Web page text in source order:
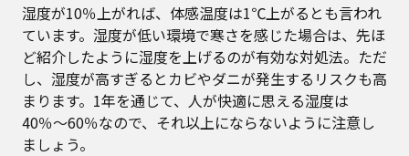
湿度が10％上がれば、体感温度は1℃上がるとも言われ
ています。湿度が低い環境で寒さを感じた場合は、先ほ
ど紹介したように湿度を上げるのが有効な対処法。ただ
し、湿度が高すぎるとカビやダニが発生するリスクも高
まります。1年を通じて、人が快適に思える湿度は
40％〜60％なので、それ以上にならないように注意し
ましょう。